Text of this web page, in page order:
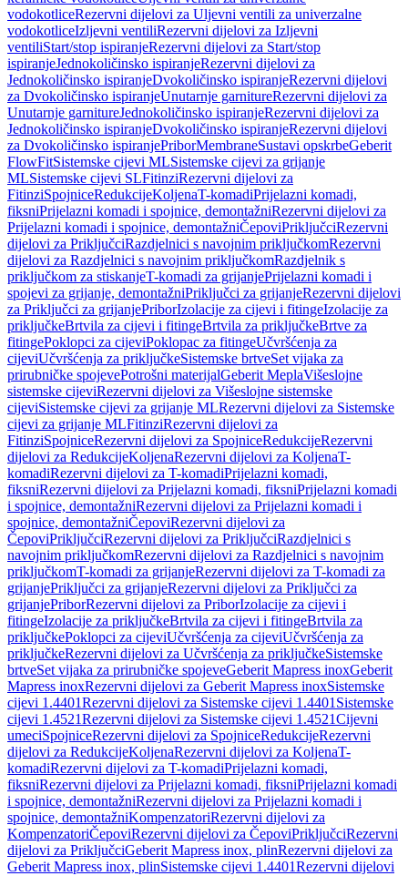
vodokotliceRezervni dijelovi za Uljevni ventili za univerzalne
vodokotliceIzljevni ventiliRezervni dijelovi za Izljevni
ventiliStart/stop ispiranjeRezervni dijelovi za Start/stop
ispiranjeJednokoličinsko ispiranjeRezervni dijelovi za
Jednokoličinsko ispiranjeDvokoličinsko ispiranjeRezervni dijelovi
za Dvokoličinsko ispiranjeUnutarnje garnitureRezervni dijelovi za
Unutarnje garnitureJednokoličinsko ispiranjeRezervni dijelovi za
Jednokoličinsko ispiranjeDvokoličinsko ispiranjeRezervni dijelovi
za Dvokoličinsko ispiranjePriborMembraneSustavi opskrbeGeberit
FlowFitSistemske cijevi MLSistemske cijevi za grijanje
MLSistemske cijevi SLFitinziRezervni dijelovi za
FitinziSpojniceRedukcijeKoljenaT-komadiPrijelazni komadi,
fiksniPrijelazni komadi i spojnice, demontažniRezervni dijelovi za
Prijelazni komadi i spojnice, demontažniČepoviPriključciRezervni
dijelovi za PriključciRazdjelnici s navojnim priključkomRezervni
dijelovi za Razdjelnici s navojnim priključkomRazdjelnik s
priključkom za stiskanjeT-komadi za grijanjePrijelazni komadi i
spojevi za grijanje, demontažniPriključci za grijanjeRezervni dijelovi
za Priključci za grijanjePriborIzolacije za cijevi i fitingeIzolacije za
priključkeBrtvila za cijevi i fitingeBrtvila za priključkeBrtve za
fitingePoklopci za cijeviPoklopac za fitingeUčvršćenja za
cijeviUčvršćenja za priključkeSistemske brtveSet vijaka za
prirubničke spojevePotrošni materijalGeberit MeplaVišeslojne
sistemske cijeviRezervni dijelovi za Višeslojne sistemske
cijeviSistemske cijevi za grijanje MLRezervni dijelovi za Sistemske
cijevi za grijanje MLFitinziRezervni dijelovi za
FitinziSpojniceRezervni dijelovi za SpojniceRedukcijeRezervni
dijelovi za RedukcijeKoljenaRezervni dijelovi za KoljenaT-
komadiRezervni dijelovi za T-komadiPrijelazni komadi,
fiksniRezervni dijelovi za Prijelazni komadi, fiksniPrijelazni komadi
i spojnice, demontažniRezervni dijelovi za Prijelazni komadi i
spojnice, demontažniČepoviRezervni dijelovi za
ČepoviPriključciRezervni dijelovi za PriključciRazdjelnici s
navojnim priključkomRezervni dijelovi za Razdjelnici s navojnim
priključkomT-komadi za grijanjeRezervni dijelovi za T-komadi za
grijanjePriključci za grijanjeRezervni dijelovi za Priključci za
grijanjePriborRezervni dijelovi za PriborIzolacije za cijevi i
fitingeIzolacije za priključkeBrtvila za cijevi i fitingeBrtvila za
priključkePoklopci za cijeviUčvršćenja za cijeviUčvršćenja za
priključkeRezervni dijelovi za Učvršćenja za priključkeSistemske
brtveSet vijaka za prirubničke spojeveGeberit Mapress inoxGeberit
Mapress inoxRezervni dijelovi za Geberit Mapress inoxSistemske
cijevi 1.4401Rezervni dijelovi za Sistemske cijevi 1.4401 Sistemske
cijevi 1.4521Rezervni dijelovi za Sistemske cijevi 1.4521Cijevni
umeciSpojniceRezervni dijelovi za SpojniceRedukcijeRezervni
dijelovi za RedukcijeKoljenaRezervni dijelovi za KoljenaT-
komadiRezervni dijelovi za T-komadiPrijelazni komadi,
fiksniRezervni dijelovi za Prijelazni komadi, fiksniPrijelazni komadi
i spojnice, demontažniRezervni dijelovi za Prijelazni komadi i
spojnice, demontažniKompenzatoriRezervni dijelovi za
KompenzatoriČepoviRezervni dijelovi za ČepoviPriključciRezervni
dijelovi za PriključciGeberit Mapress inox, plinRezervni dijelovi za
Geberit Mapress inox, plinSistemske cijevi 1.4401Rezervni dijelovi